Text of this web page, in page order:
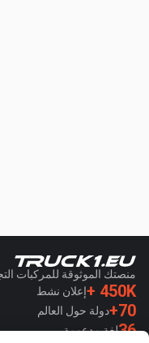
منصتك الموثوقة للمركبات
450K + إعلان نشط
70+ دولة حول العالم
36لغة مدعومة